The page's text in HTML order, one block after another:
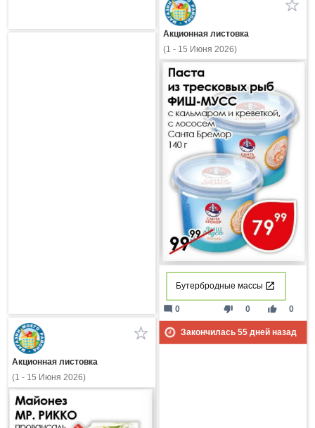
Акционная листовка
(1 - 15 Июня 2026)
Бутербродные массы
thumb_down 0 thumb_up 0
mode_comment 0
Закончилась 55дней назад
Акционная листовка
(1 - 15 Июня 2026)